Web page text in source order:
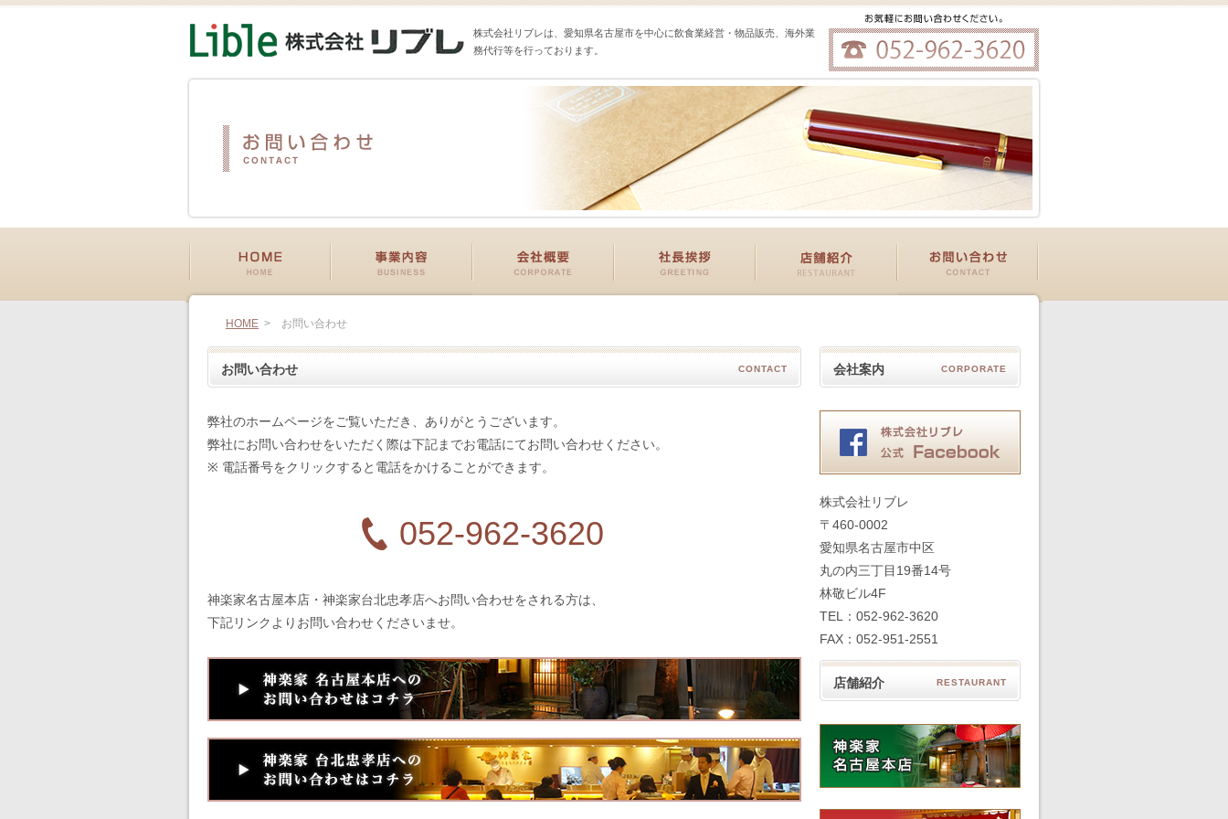
株式会社リブレは、愛知県名古屋市を中心に飲食業経営・物品販売、海外業
務代行等を行っております。
HOME > お問い合わせ
会社案内 CORPORATE
株式会社リブレ
〒460-0002
愛知県名古屋市中区
丸の内三丁目19番14号
林敬ビル4F
TEL：052-962-3620
FAX：052-951-2551
店舗紹介 RESTAURANT
お問い合わせ CONTACT
弊社のホームページをご覧いただき、ありがとうございます。
弊社にお問い合わせをいただく際は下記までお電話にてお問い合わせください。
※ 電話番号をクリックすると電話をかけることができます。
052-962-3620
神楽家名古屋本店・神楽家台北忠孝店へお問い合わせをされる方は、
下記リンクよりお問い合わせくださいませ。